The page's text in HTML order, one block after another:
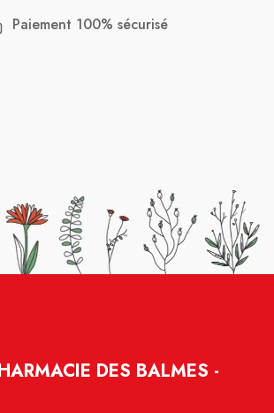
Paiement 100% sécurisé
DES BALMES -